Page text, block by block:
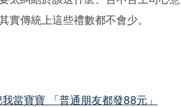
實傳統上這些禮數都不會少。
當寶寶 「普通朋友都發88元」